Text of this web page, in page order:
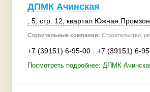
ДПМК Ачинская
, 5, стр. 12 , квартал Южная
Строительные компании: Строительство,
+7 (39151) 6-95-00 +7 (39151) 6-
Посмотреть подробнее: ДПМК